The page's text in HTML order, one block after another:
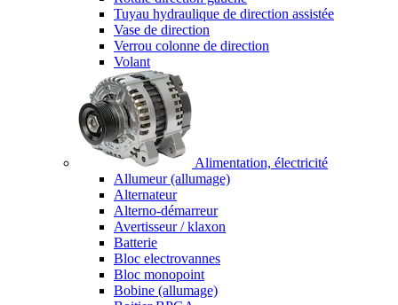
Tuyau hydraulique de direction assistée
Vase de direction
Verrou colonne de direction
Volant
Alimentation, électricité
Allumeur (allumage)
Alternateur
Alterno-démarreur
Avertisseur / klaxon
Batterie
Bloc electrovannes
Bloc monopoint
Bobine (allumage)